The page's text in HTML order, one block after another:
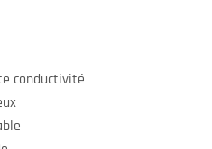
conductivité